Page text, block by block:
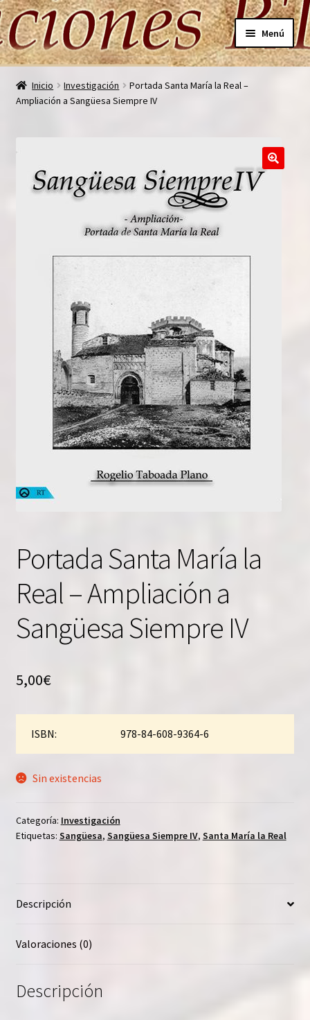
Ir
a
la
navegación
Ir
al
contenido
Menú
Inicio
Carrito
Mi cuenta
Inicio Investigación
Portada Santa María la Real –
Ampliación a Sangüesa Siempre IV
Portada Santa María la
Real – Ampliación a
Sangüesa Siempre IV
5,00€
ISBN: 978-84-608-9364-6
Sin existencias
Categoría: Investigación
Etiquetas: Sangüesa, Sangüesa Siempre IV, Santa María la Real
Descripción
Valoraciones (0)
Descripción